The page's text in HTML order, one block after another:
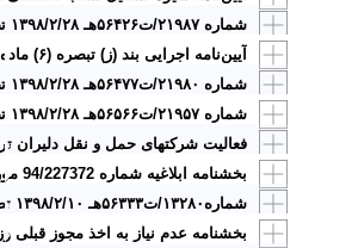
اساسنامه ها
ابلاغیه ها
عهدنامه های بین المللی
مرامنامه ها
استفساریه